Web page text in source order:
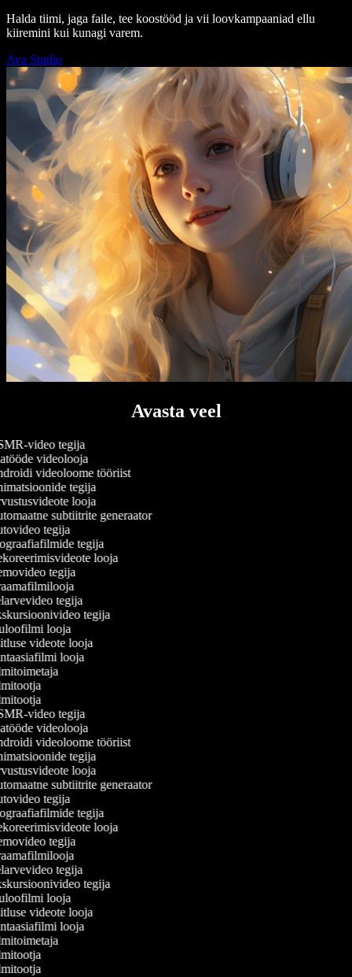
Halda tiimi, jaga faile, tee koostööd ja vii loovkampaaniad ellu
kiiremini kui kunagi varem.
Ava Studio
Avasta veel
video tegija
videolooja
videoloome tööriist
tegija
looja
subtiitrite generaator
tegija
tegija
looja
tegija
tegija
tegija
looja
videote looja
looja
video tegija
videolooja
videoloome tööriist
tegija
looja
subtiitrite generaator
tegija
tegija
looja
tegija
tegija
tegija
looja
videote looja
looja